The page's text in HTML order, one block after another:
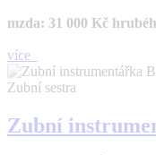
mzda: 31 000 Kč
více
Zubní sestra
Zubní